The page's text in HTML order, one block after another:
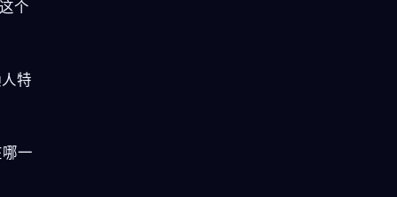
个
特
一